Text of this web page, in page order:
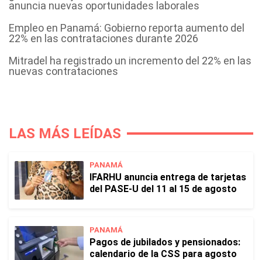
anuncia nuevas oportunidades laborales
Empleo en Panamá: Gobierno reporta aumento del
22% en las contrataciones durante 2026
Mitradel ha registrado un incremento del 22% en las
nuevas contrataciones
LAS MÁS LEÍDAS
PANAMÁ
IFARHU anuncia entrega de tarjetas
del PASE-U del 11 al 15 de agosto
PANAMÁ
Pagos de jubilados y pensionados:
calendario de la CSS para agosto